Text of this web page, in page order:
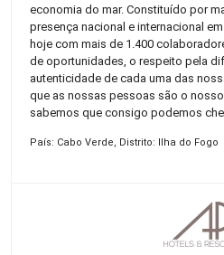
economia do mar. Constituído por
presença nacional e internacional
hoje com mais de 1.400
de oportunidades, o respeito pela
autenticidade de cada uma das
que as nossas pessoas são o
sabemos que consigo podemos
País: Cabo Verde, Distrito: Ilha do Fogo